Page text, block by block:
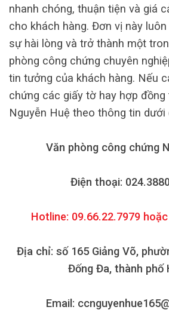
nhanh chóng, thuận tiện và giá
cho khách hàng. Đơn vị này
sự hài lòng và trở thành một
phòng công chứng chuyên
tin tưởng của khách hàng. Nếu
chứng các giấy tờ hay hợp đồng
Nguyễn Huệ theo thông tin dưới
Văn phòng công chứng
Điện thoại:
Hotline: 09.66.22.7979
Địa chỉ: số 165 Giảng Võ,
Đống Đa, thành phố
Email: